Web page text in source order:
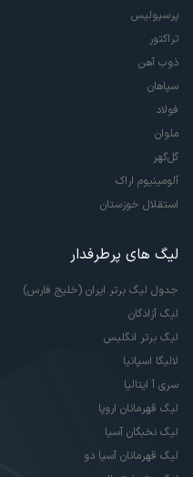
پرسپولیس
تراکتور
ذوب آهن
سپاهان
فولاد
ملوان
گل‌گهر
آلومینیوم اراک
استقلال خوزستان
لیگ های پرطرفدار
جدول لیگ برتر ایران (خلیج فارس)
لیگ آزادگان
لیگ برتر انگلیس
لالیگا اسپانیا
سری آ ایتالیا
لیگ قهرمانان اروپا
لیگ نخبگان آسیا
لیگ قهرمانان آسیا دو